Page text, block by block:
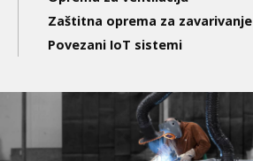
Zaštitna oprema za zavarivanje
Povezani IoT sistemi